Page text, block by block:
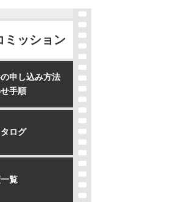
ミッション
申し込み方法
手順
ログ
覧